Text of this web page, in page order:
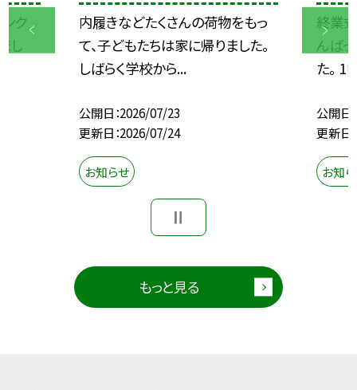
ク
し
内履きなどたくさんの荷物をもっ
て、子どもたちは家に帰りました。
しばらく学校から...
公開日 2026/07/23
更新日 2026/07/24
お知らせ
終業
んば
た。 1
公開日
更新日
お知
もっと見る